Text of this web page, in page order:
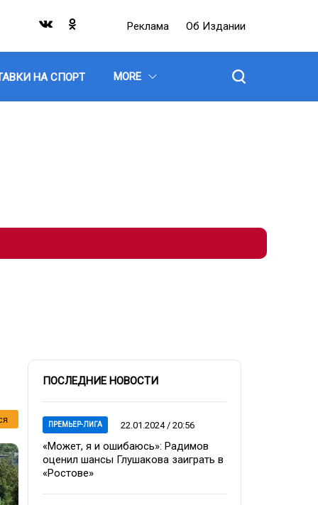
Реклама Об Издании
НА СПОРТ MORE
ПОСЛЕДНИЕ НОВОСТИ
ПРЕМЬЕР-ЛИГА 22.01.2024 / 20:56
«Может, я и ошибаюсь»: Радимов
оценил шансы Глушакова заиграть в
«Ростове»